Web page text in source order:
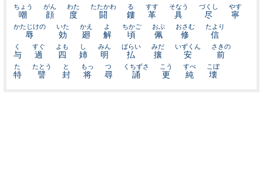
嘲
ちょう
顔
がん
度
わた
闘
たたかわ
鏤
る
革
すす
具
そなう
尽
づくし
寧
やす
辱
かたじけの
効
いた
廻
かえ
解
よ
頃
ちかご
佩
おぶ
修
おさむ
信
たより
与
く
過
すぐ
四
よも
姉
し
明
みん
払
ばらい
攘
みだ
安
いずくん
前
さきの
特
た
譬
たとう
封
と
将
もっ
尋
つ
誦
くちずさ
更
こう
純
すべ
壊
こぼ